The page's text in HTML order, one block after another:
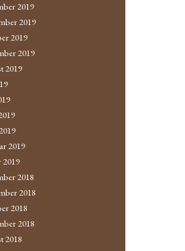
2019
2019
2019
2019
2019
2019
2019
2018
2018
2018
2018
2018